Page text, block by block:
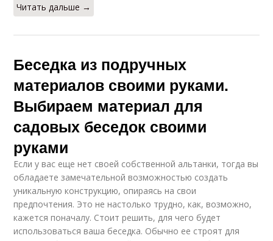
Читать дальше →
Беседка из подручных
материалов своими руками.
Выбираем материал для
садовых беседок своими
руками
Если у вас еще нет своей собственной альтанки, тогда вы
обладаете замечательной возможностью создать
уникальную конструкцию, опираясь на свои
предпочтения. Это не настолько трудно, как, возможно,
кажется поначалу. Стоит решить, для чего будет
использоваться ваша беседка. Обычно ее строят для